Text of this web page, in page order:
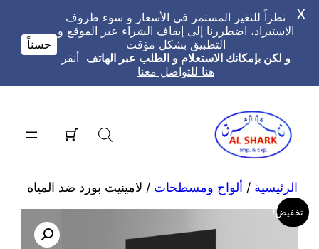
المحتوى
الرئيسية / ألواح ومسطحات / لامينيت بورد ضد المياه
تخفيض!
نظراً للتغير المستمر في الأسعار و سوء ظروف
الاستيراد، اضطررنا إلى إيقاف الشراء عبر الموقع و
التطبيق بشكل مؤقت
و لكن بإمكانك الاستعلام و الطلب عبر الهاتف أنقر
هنا للتواصل معنا
حسناً
X